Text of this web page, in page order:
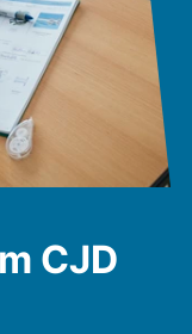
CJD